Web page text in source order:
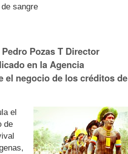
sangre
Pozas T Director
en la Agencia
el negocio de los créditos de
el
de